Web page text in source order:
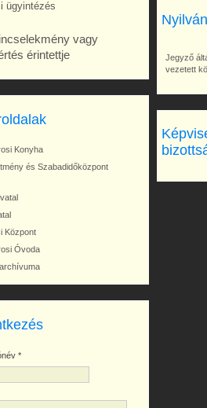
ügyintézés
vagy
érintettje
Konyha
és Szabadidőközpont
Központ
Óvoda
*
Jegyző
vezetett